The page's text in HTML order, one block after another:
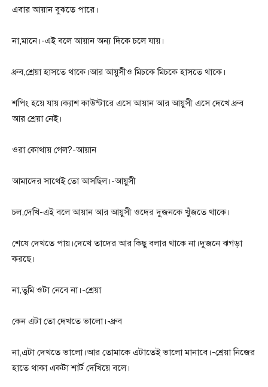
এবার আয়ান বুঝতে পারে।
না,মানে।-এই বলে আয়ান অন্য দিকে চলে যায়।
ধ্রুব,শ্রেয়া হাসতে থাকে।আর আয়ুসীও মিচকে মিচকে হাসতে থাকে।
শপিং হয়ে যায়।ক্যাশ কাউন্টারে এসে আয়ান আর আয়ুসী এসে দেখে ধ্রুব
আর শ্রেয়া নেই।
ওরা কোথায় গেল?-আয়ান
আমাদের সাথেই তো আসছিল।-আয়ুসী
চল,দেখি-এই বলে আয়ান আর আয়ুসী ওদের দুজনকে খুঁজতে থাকে।
শেষে দেখতে পায়।দেখে তাদের আর কিছু বলার থাকে না।দুজনে ঝগড়া
করছে।
না,তুমি ওটা নেবে না।-শ্রেয়া
কেন এটা তো দেখতে ভালো।-ধ্রুব
না,এটা দেখতে ভালো।আর তোমাকে এটাতেই ভালো মানাবে।-শ্রেয়া নিজের
হাতে থাকা একটা শার্ট দেখিয়ে বলে।